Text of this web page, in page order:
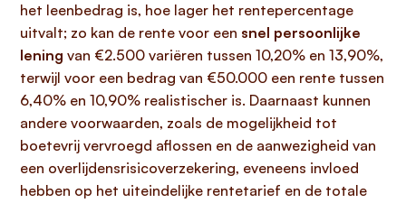
het leenbedrag is, hoe lager het rentepercentage
uitvalt; zo kan de rente voor een snel persoonlijke
lening van €2.500 variëren tussen 10,20% en 13,90%,
terwijl voor een bedrag van €50.000 een rente tussen
6,40% en 10,90% realistischer is. Daarnaast kunnen
andere voorwaarden, zoals de mogelijkheid tot
boetevrij vervroegd aflossen en de aanwezigheid van
een overlijdensrisicoverzekering, eveneens invloed
hebben op het uiteindelijke rentetarief en de totale